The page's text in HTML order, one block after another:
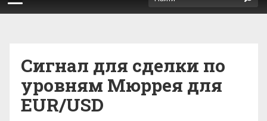
Сигнал для сделки по
уровням Мюррея для
EUR/USD